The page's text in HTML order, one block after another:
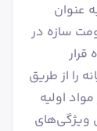
عنوان
سازه در
۲۵ میانه را از طریق
اولیه
ویژگی‌های